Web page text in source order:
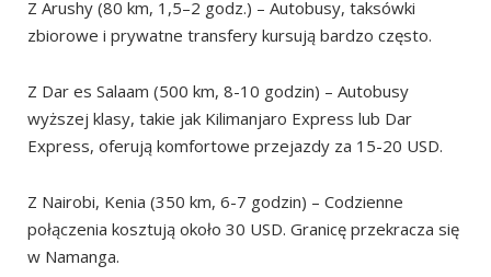
Z Arushy (80 km, 1,5–2 godz.) – Autobusy, taksówki
zbiorowe i prywatne transfery kursują bardzo często.
Z Dar es Salaam (500 km, 8-10 godzin) – Autobusy
wyższej klasy, takie jak Kilimanjaro Express lub Dar
Express, oferują komfortowe przejazdy za 15-20 USD.
Z Nairobi, Kenia (350 km, 6-7 godzin) – Codzienne
połączenia kosztują około 30 USD. Granicę przekracza się
w Namanga.